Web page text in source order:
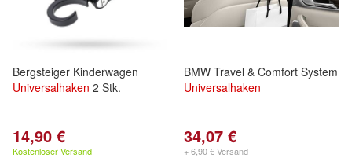
Bergsteiger Kinderwagen
Universalhaken 2 Stk.
14,90 €
Kostenloser Versand
BMW Travel & Comfort System
Universalhaken
34,07 €
+ 6,90 € Versand